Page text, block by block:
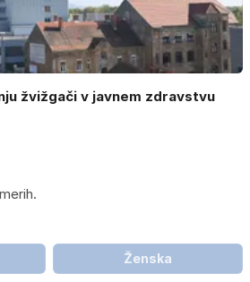
žvižgači v javnem zdravstvu
Ženska